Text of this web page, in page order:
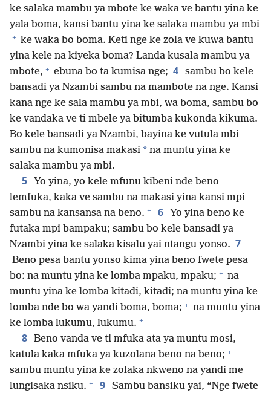
ke salaka mambu ya mbote ke waka ve bantu yina ke
yala boma, kansi bantu yina ke salaka mambu ya mbi
+ ke waka bo boma. Keti nge ke zola ve kuwa bantu
yina kele na kiyeka boma? Landa kusala mambu ya
mbote, + ebuna bo ta kumisa nge; 4 sambu bo kele
bansadi ya Nzambi sambu na mambote na nge. Kansi
kana nge ke sala mambu ya mbi, wa boma, sambu bo
ke vandaka ve ti mbele ya bitumba kukonda kikuma.
Bo kele bansadi ya Nzambi, bayina ke vutula mbi
sambu na kumonisa makasi * na muntu yina ke
salaka mambu ya mbi.
5
Yo yina, yo kele mfunu kibeni nde beno
lemfuka, kaka ve sambu na makasi yina kansi mpi
sambu na kansansa na beno. + 6
Yo yina beno ke
futaka mpi bampaku; sambu bo kele bansadi ya
Nzambi yina ke salaka kisalu yai ntangu yonso. 7
Beno pesa bantu yonso kima yina beno fwete pesa
bo: na muntu yina ke lomba mpaku, mpaku; + na
muntu yina ke lomba kitadi, kitadi; na muntu yina ke
lomba nde bo wa yandi boma, boma; + na muntu yina
ke lomba lukumu, lukumu. +
8 Beno vanda ve ti mfuka ata ya muntu mosi,
katula kaka mfuka ya kuzolana beno na beno; +
sambu muntu yina ke zolaka nkweno na yandi me
lungisaka nsiku. + 9 Sambu bansiku yai, “Nge fwete